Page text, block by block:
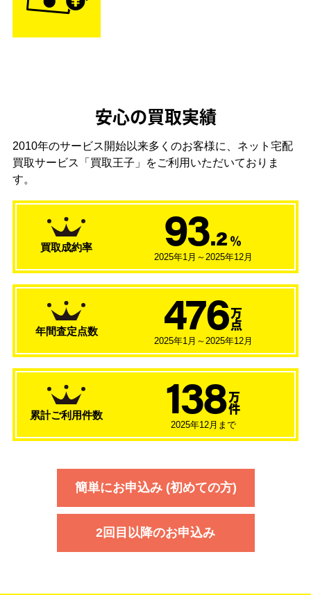
安心の買取実績
2010年のサービス開始以来多くのお客様に、 ネット宅配
買取サービス「買取王子」をご利用いただいておりま
す。
買取成約率 93.2 ％
2025年1月～2025年12月
年間査定点数 476 万
点
2025年1月～2025年12月
累計ご利用件数 138 万
件
2025年12月まで
簡単にお申込み (初めての方)
2回目以降のお申込み